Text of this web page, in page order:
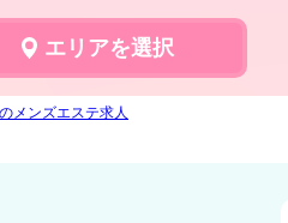
エリアを選択
メンズエステ求人